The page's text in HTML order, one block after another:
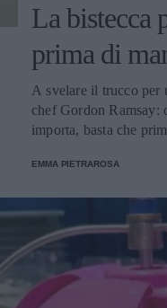
La bistecca
prima di
A svelare il trucco per
chef Gordon Ramsay:
importa, basta che
EMMA PIETRAROSA